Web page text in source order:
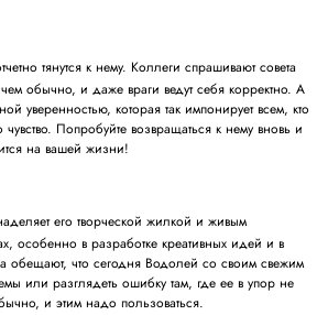
тянутся к нему. Коллеги спрашивают совета
обычно, и даже враги ведут себя корректно. А
уверенностью, которая так импонирует всем, кто
Попробуйте возвращаться к нему вновь и
на вашей жизни!
его творческой жилкой и живым
особенно в разработке креативных идей и в
обещают, что сегодня Водолей со своим свежим
или разглядеть ошибку там, где ее в упор не
и этим надо пользоваться.